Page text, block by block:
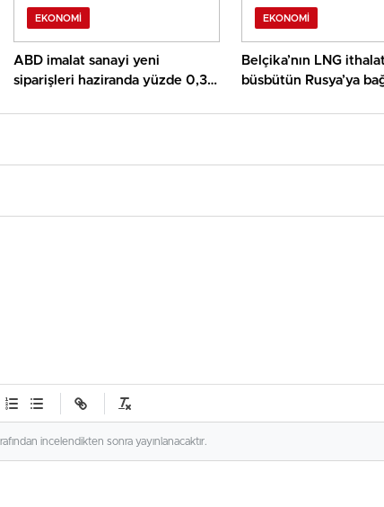
EKONOMI
ABD imalat sanayi yeni
siparişleri haziranda yüzde 0,3
EKONOMI
Belçika’nın LNG
büsbütün Rusya’ya
incelendikten sonra yayınlanacaktır.